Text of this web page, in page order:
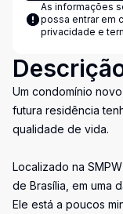
As informações
possa entrar em
privacidade e
Um condomínio
futura residência
qualidade de vida.
Localizado na
de Brasília, em uma
Ele está a poucos